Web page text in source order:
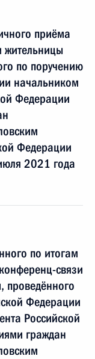
приёма
жительницы
по поручению
начальником
Федерации
Федерации
2021 года
по итогам
связи
проведённого
Федерации
Российской
граждан